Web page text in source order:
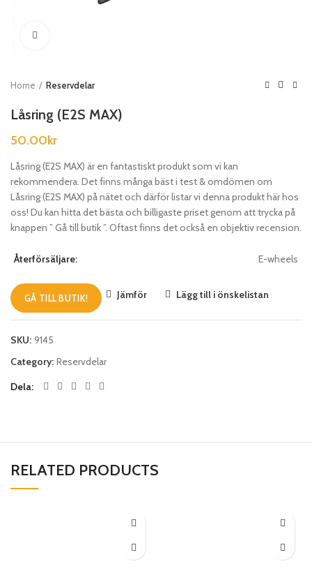
Home Reservdelar
Låsring (E2S MAX)
50.00kr
Låsring (E2S MAX) är en fantastiskt produkt som vi kan
rekommendera. Det finns många bäst i test & omdömen om
Låsring (E2S MAX) på nätet och därför listar vi denna produkt här hos
oss! Du kan hitta det bästa och billigaste priset genom att trycka på
knappen ” Gå till butik ”. Oftast finns det också en objektiv recension.
Återförsäljare: E-wheels
GÅ TILL BUTIK! Jämför Lägg till i önskelistan
SKU: 9145
Category: Reservdelar
Dela
RELATED PRODUCTS